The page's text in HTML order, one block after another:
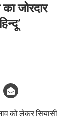
जोरदार
को लेकर सियासी